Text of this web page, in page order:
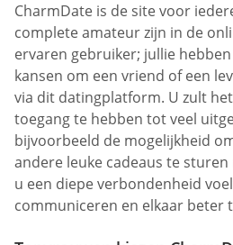
CharmDate is de site voor
complete amateur zijn in de
ervaren gebruiker; jullie
kansen om een vriend of een
via dit datingplatform. U zult
toegang te hebben tot veel
bijvoorbeeld de mogelijkheid
andere leuke cadeaus te
u een diepe verbondenheid
communiceren en elkaar beter